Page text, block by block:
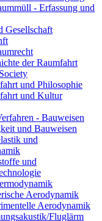
- Erfassung und
Gesellschaft
der Raumfahrt
und Philosophie
und Kultur
- Bauweisen
und Bauweisen
und
und
Aerodynamik
Aerodynamik
Fluglärm